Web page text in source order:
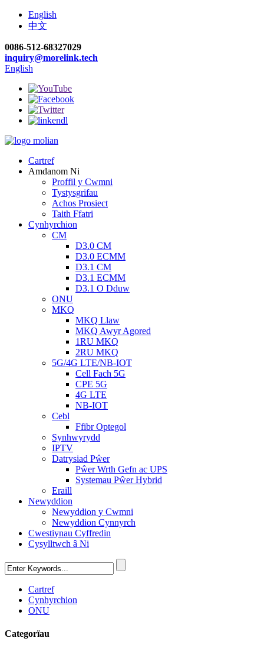
English
中文
0086-512-68327029
inquiry@morelink.tech
English
Cartref
Amdanom Ni
Proffil y Cwmni
Tystysgrifau
Achos Prosiect
Taith Ffatri
Cynhyrchion
CM
D3.0 CM
D3.0 ECMM
D3.1 CM
D3.1 ECMM
D3.1 O Dduw
ONU
MKQ
MKQ Llaw
MKQ Awyr Agored
1RU MKQ
2RU MKQ
5G/4G LTE/NB-IOT
Cell Fach 5G
CPE 5G
4G LTE
NB-IOT
Cebl
Ffibr Optegol
Synhwyrydd
IPTV
Datrysiad Pŵer
Pŵer Wrth Gefn ac UPS
Systemau Pŵer Hybrid
Eraill
Newyddion
Newyddion y Cwmni
Newyddion Cynnyrch
Cwestiynau Cyffredin
Cysylltwch â Ni
Cartref
Cynhyrchion
ONU
Categorïau